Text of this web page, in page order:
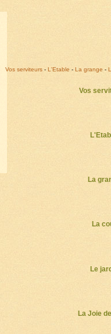
Vos serviteurs - L'Etable - La grange -
Vos
La
La
Le
La Joie